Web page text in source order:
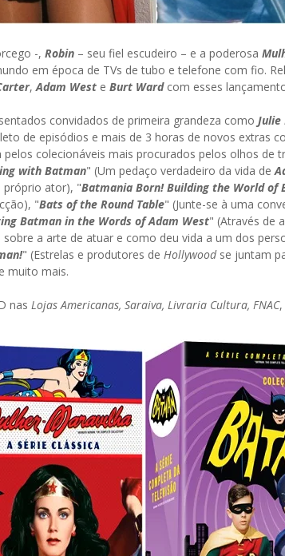
-, Robin – seu fiel escudeiro – e a poderosa
em época de TVs de tubo e telefone com fio.
,Adam West e Burt Wardcom esses
convidados de primeira grandeza como
de episódios e mais de 3 horas de novos extras
pelos colecionáveis mais procurados pelos olhos de
with Batman" (Um pedaço verdadeiro da vida de
próprio ator), "Batmania Born! Building the World of
"Bats of the Round Table" (Junte-se à uma
Batman in the Words of Adam West" (Através de
sobre a arte de atuar e como deu vida a um dos
" (Estrelas e produtores de Hollywoodse juntam
muito mais.
nas Lojas Americanas, Saraiva, Livraria Cultura, FNAC